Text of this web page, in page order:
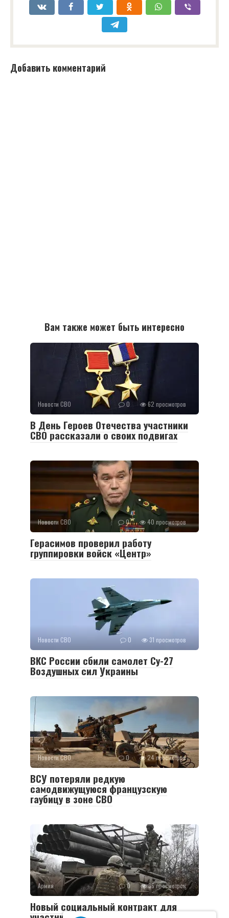
Добавить комментарий
Вам также может быть интересно
Новости СВО 0 62 просмотров
В День Героев Отечества участники
СВО рассказали о своих подвигах
Новости СВО 0 40 просмотров
Герасимов проверил работу
группировки войск «Центр»
Новости СВО 0 31 просмотров
ВКС России сбили самолет Су-27
Воздушных сил Украины
Новости СВО 0 24 просмотров
ВСУ потеряли редкую
самодвижущуюся французскую
гаубицу в зоне СВО
Армия 0 36 просмотров
Новый социальный контракт для